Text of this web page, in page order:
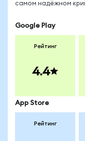
самом надёжном
Google Play
Рейтинг
4.4
App Store
Рейтинг